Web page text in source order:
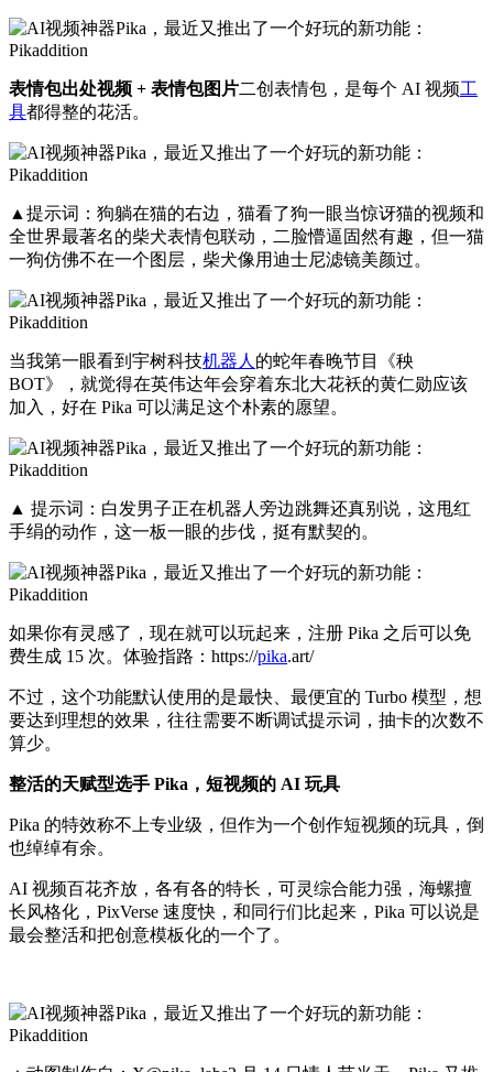
表情包出处视频 + 表情包图片二创表情包，是每个 AI 视频工
具都得整的花活。
▲提示词：狗躺在猫的右边，猫看了狗一眼当惊讶猫的视频和
全世界最著名的柴犬表情包联动，二脸懵逼固然有趣，但一猫
一狗仿佛不在一个图层，柴犬像用迪士尼滤镜美颜过。
当我第一眼看到宇树科技机器人 的蛇年春晚节目《秧
BOT》，就觉得在英伟达年会穿着东北大花袄的黄仁勋应该
加入，好在 Pika 可以满足这个朴素的愿望。
▲ 提示词：白发男子正在机器人旁边跳舞还真别说，这甩红
手绢的动作，这一板一眼的步伐，挺有默契的。
如果你有灵感了，现在就可以玩起来，注册 Pika 之后可以免
费生成 15 次。体验指路：https://pika.art/
不过，这个功能默认使用的是最快、最便宜的 Turbo 模型，想
要达到理想的效果，往往需要不断调试提示词，抽卡的次数不
算少。
整活的天赋型选手 Pika，短视频的 AI 玩具
Pika 的特效称不上专业级，但作为一个创作短视频的玩具，倒
也绰绰有余。
AI 视频百花齐放，各有各的特长，可灵综合能力强，海螺擅
长风格化，PixVerse 速度快，和同行们比起来，Pika 可以说是
最会整活和把创意模板化的一个了。